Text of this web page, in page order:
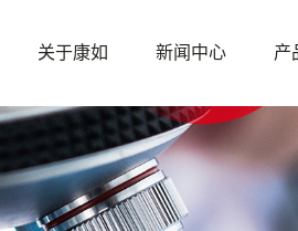
关于康如 新闻中心 产